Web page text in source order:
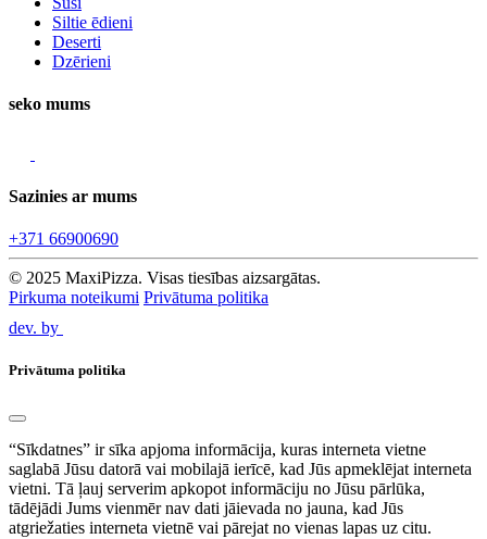
Siltie ēdieni
Deserti
Dzērieni
seko mums
Sazinies ar mums
+371 66900690
© 2025 MaxiPizza. Visas tiesības aizsargātas.
Pirkuma noteikumi Privātuma politika
dev. by
Privātuma politika
“Sīkdatnes” ir sīka apjoma informācija, kuras interneta vietne
saglabā Jūsu datorā vai mobilajā ierīcē, kad Jūs apmeklējat interneta
vietni. Tā ļauj serverim apkopot informāciju no Jūsu pārlūka,
tādējādi Jums vienmēr nav dati jāievada no jauna, kad Jūs
atgriežaties interneta vietnē vai pārejat no vienas lapas uz citu.